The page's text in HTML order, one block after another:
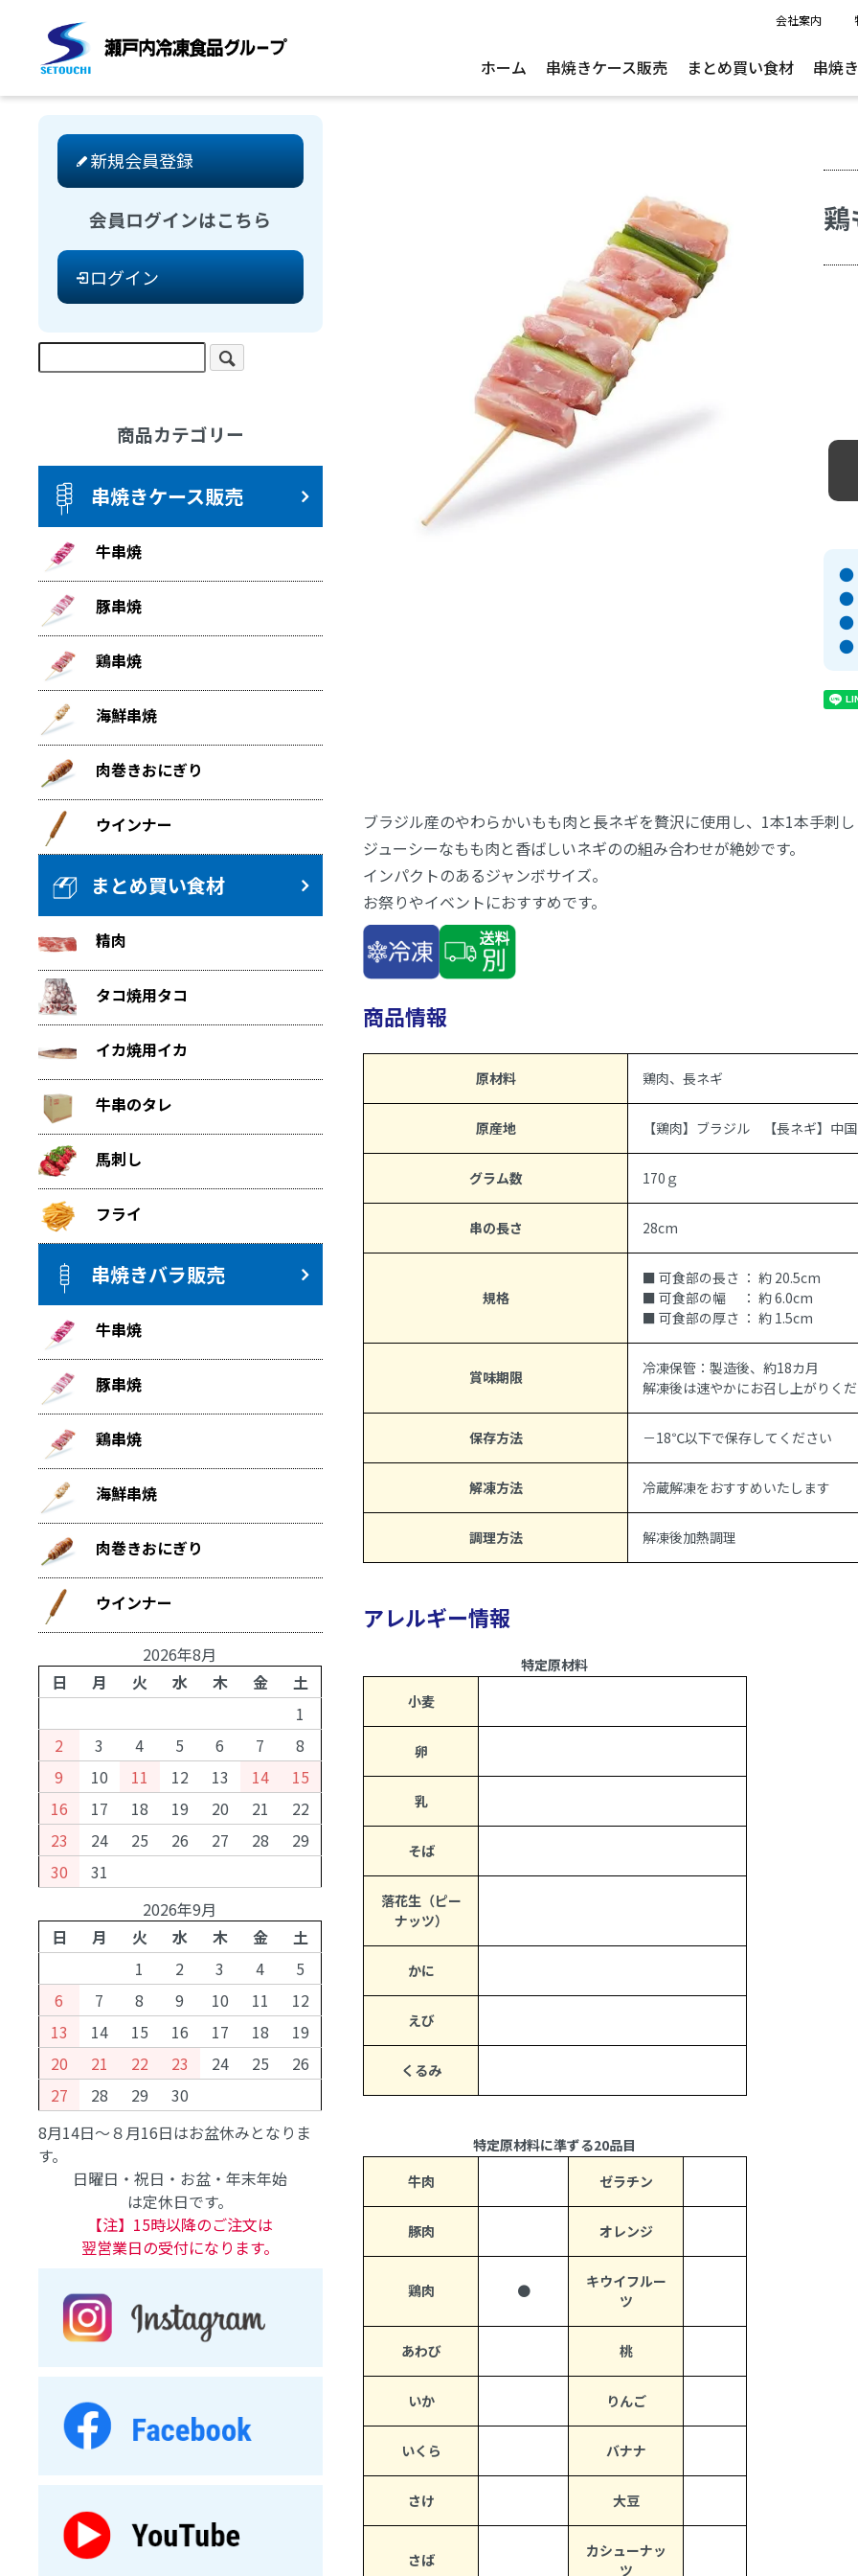
会社案内
ホーム 串焼きケース販売 まとめ買い食材 串焼
ブラジル産のやわらかいもも肉と長ネギを贅沢に使用し、1本1本手刺
ジューシーなもも肉と香ばしいネギのの組み合わせが絶妙です。
インパクトのあるジャンボサイズ。
お祭りやイベントにおすすめです。
商品情報
原材料 鶏肉、長ネギ
原産地 【鶏肉】ブラジル 【長ネギ】中国
グラム数 170ｇ
串の長さ 28cm
規格
■ 可食部の長さ ： 約 20.5cm
■ 可食部の幅 ： 約 6.0cm
■ 可食部の厚さ ： 約 1.5cm
賞味期限
冷凍保管：製造後、約18カ月
解凍後は速やかにお召し上がりく
保存方法 －18℃以下で保存してください
解凍方法 冷蔵解凍をおすすめいたします
調理方法 解凍後加熱調理
アレルギー情報
特定原材料
小麦
卵
乳
そば
落花生（ピー
ナッツ）
かに
えび
くるみ
特定原材料に準ずる20品目
牛肉
ゼラチン
豚肉 オレンジ
鶏肉 ●
キウイフルー
ツ
あわび 桃
いか りんご
いくら バナナ
さけ 大豆
さば
カシューナッ
ツ
新規会員登録
会員ログインはこちら
ログイン
商品カテゴリー
串焼きケース販売
牛串焼
豚串焼
鶏串焼
海鮮串焼
肉巻きおにぎり
ウインナー
まとめ買い食材
精肉
タコ焼用タコ
イカ焼用イカ
牛串のタレ
馬刺し
フライ
串焼きバラ販売
牛串焼
豚串焼
鶏串焼
海鮮串焼
肉巻きおにぎり
ウインナー
2026年8月
日
月 火 水 木 金
土
1
2
3 4 5 6 7
8
9
10 11 12 13 14
15
16
17 18 19 20 21
22
23
24 25 26 27 28
29
30
31
2026年9月
日
月 火 水 木 金
土
1
2 3 4
5
6
7 8 9 10 11
12
13
14 15 16 17 18
19
20
21 22 23 24 25
26
27
28 29
30
8月14日～８月16日はお盆休みとなりま
す。
日曜日・祝日・お盆・年末年始
は定休日です。
【注】15時以降のご注文は
翌営業日の受付になります。